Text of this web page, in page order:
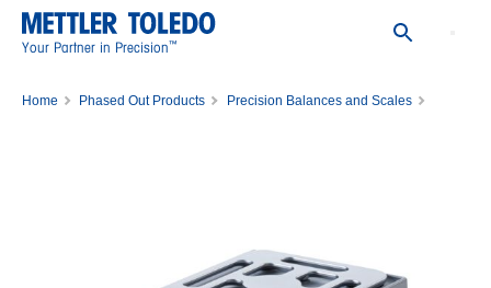
Your Partner in Precision™
Home Phased Out Products
Precision Balances and Scales